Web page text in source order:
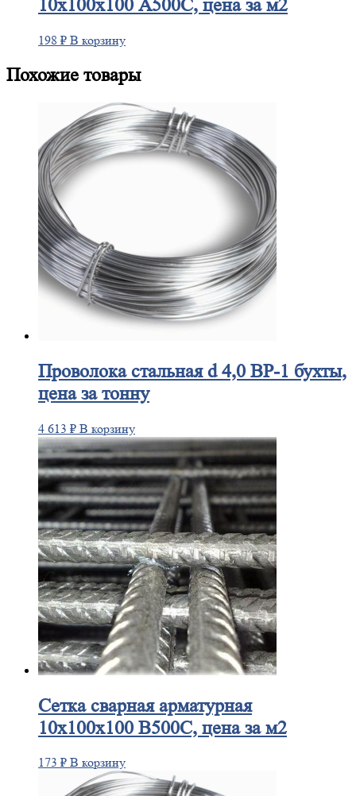
10х100х100 А500С, цена за м2
198 ₽ В корзину
Похожие товары
Проволокастальная d 4,0 ВР-1 бухты,
цена за тонну
4 613 ₽ В корзину
Сеткасварная арматурная
10х100х100 В500С, цена за м2
173 ₽ В корзину